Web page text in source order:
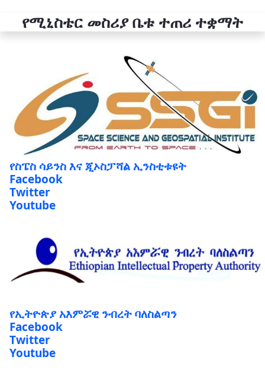
የሚኒስቴር መስሪያ ቤቱ ተጠሪ ተቋማት
የስፔስ ሳይንስ እና ጂኦስፓሻል ኢንስቲቱዩት
Facebook
Twitter
Youtube
የኢትዮጵያ አእምሯዊ ንብረት ባለስልጣን
Facebook
Twitter
Youtube